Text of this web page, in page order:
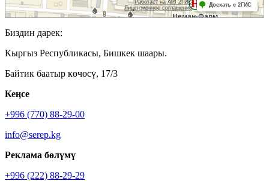
Биздин дарек:
Кыргыз Республикасы, Бишкек шаары.
Байтик баатыр көчөсү, 17/3
Кеӊсе
+996 (770) 88-29-00
info@serep.kg
Реклама бөлүмү
+996 (222) 88-29-29